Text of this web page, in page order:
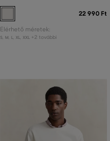
22 990 Ft
Elérhető méretek:
S, M L XL XXL +2 további